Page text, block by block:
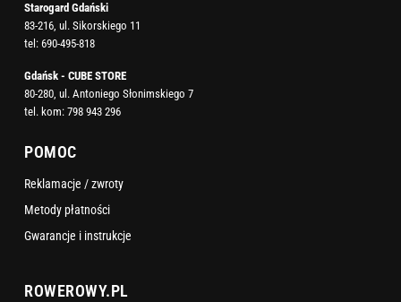
Starogard Gdański
83-216, ul. Sikorskiego 11
tel: 690-495-818
Gdańsk - CUBE STORE
80-280, ul. Antoniego Słonimskiego 7
tel. kom: 798 943 296
POMOC
Reklamacje / zwroty
Metody płatności
Gwarancje i instrukcje
ROWEROWY.PL